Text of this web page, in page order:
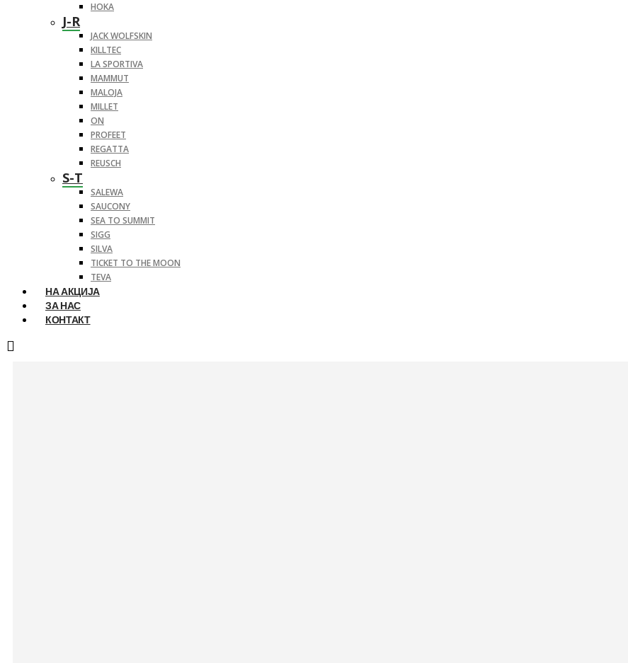
HOKA
J-R
JACK WOLFSKIN
KILLTEC
LA SPORTIVA
MAMMUT
MALOJA
MILLET
ON
PROFEET
REGATTA
REUSCH
S-T
SALEWA
SAUCONY
SEA TO SUMMIT
SIGG
SILVA
TICKET TO THE MOON
TEVA
НА АКЦИЈА
ЗА НАС
КОНТАКТ